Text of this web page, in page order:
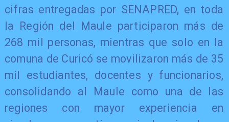
cifras entregadas por SENAPRED, en toda
la Región del Maule participaron más de
268 mil personas, mientras que solo en la
comuna de Curicó se movilizaron más de 35
mil estudiantes, docentes y funcionarios,
consolidando al Maule como una de las
regiones con mayor experiencia en